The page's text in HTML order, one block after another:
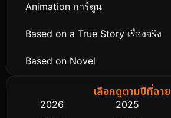
Animation การ์ตูน
Based on a True Story เรื่องจริง
Based on Novel
Biography ชีวิตจริงเลือกดูตามปีที่ฉาย
2026 2025